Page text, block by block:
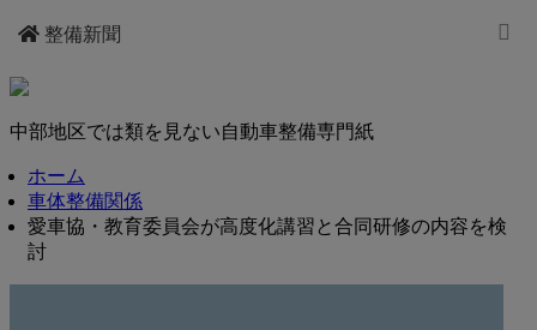
整備新聞
中部地区では類を見ない自動車整備専門紙
ホーム
車体整備関係
愛車協・教育委員会が高度化講習と合同研修の内容を検
討